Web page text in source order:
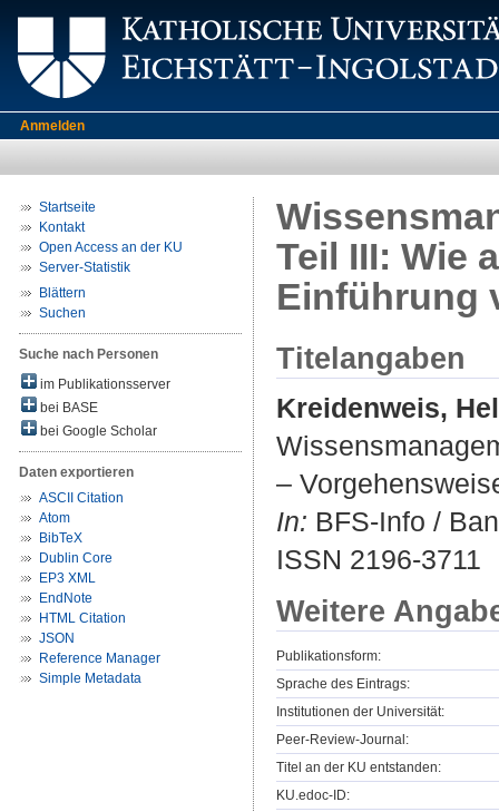
Anmelden
Startseite
Kontakt
Open Access an der KU
Server-Statistik
Blättern
Suchen
Suche nach Personen
im Publikationsserver
bei BASE
bei Google Scholar
Daten exportieren
ASCII Citation
Atom
BibTeX
Dublin Core
EP3 XML
EndNote
HTML Citation
JSON
Reference Manager
Simple Metadata
Teil III: Wie
Einführung
Titelangaben
Kreidenweis,
–
In: BFS-Info /
ISSN 2196-3711
Weitere
Publikationsform:
Sprache des Eintrags:
Institutionen der Universität:
Peer-Review-Journal:
Titel an der KU entstanden:
KU.edoc-ID: